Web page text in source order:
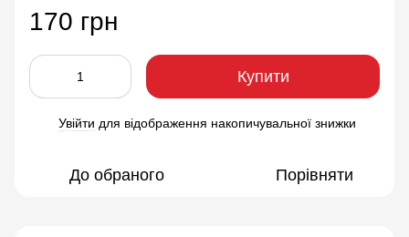
170 грн
Купити
Увійти для відображення накопичувальної знижки
До обраного Порівняти